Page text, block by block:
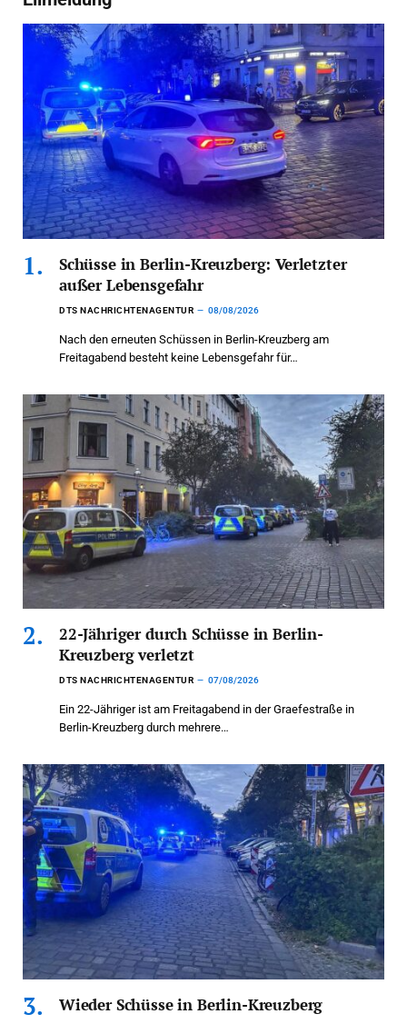
Schüsse in Berlin-Kreuzberg: Verletzter
außer Lebensgefahr
DTS NACHRICHTENAGENTUR 08/08/2026
Nach den erneuten Schüssen in Berlin-Kreuzberg am
Freitagabend besteht keine Lebensgefahr für…
22-Jähriger durch Schüsse in Berlin-
Kreuzberg verletzt
DTS NACHRICHTENAGENTUR 07/08/2026
Ein 22-Jähriger ist am Freitagabend in der Graefestraße in
Berlin-Kreuzberg durch mehrere…
Wieder Schüsse in Berlin-Kreuzberg